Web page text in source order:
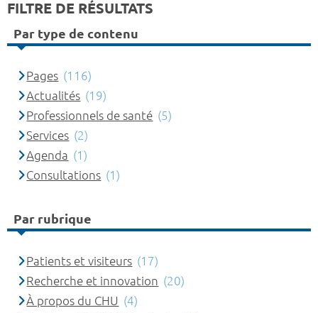
FILTRE DE RÉSULTATS
Par type de contenu
Pages (116)
Actualités (19)
Professionnels de santé (5)
Services (2)
Agenda (1)
Consultations (1)
Par rubrique
Patients et visiteurs (17)
Recherche et innovation (20)
À propos du CHU (4)